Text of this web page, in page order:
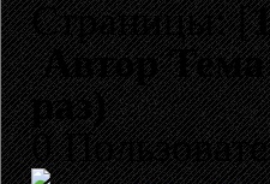
Страницы: [
Автор
раз)
0